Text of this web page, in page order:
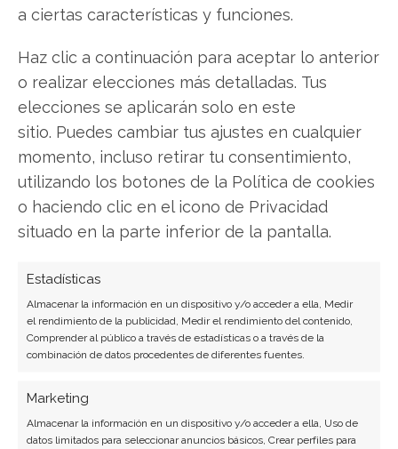
a ciertas características y funciones.
Haz clic a continuación para aceptar lo anterior
o realizar elecciones más detalladas. Tus
elecciones se aplicarán solo en este
sitio. Puedes cambiar tus ajustes en cualquier
momento, incluso retirar tu consentimiento,
utilizando los botones de la Política de cookies
o haciendo clic en el icono de Privacidad
situado en la parte inferior de la pantalla.
Estadísticas
Almacenar la información en un dispositivo y/o acceder a ella, Medir
el rendimiento de la publicidad, Medir el rendimiento del contenido,
Comprender al público a través de estadísticas o a través de la
combinación de datos procedentes de diferentes fuentes.
Marketing
Almacenar la información en un dispositivo y/o acceder a ella, Uso de
datos limitados para seleccionar anuncios básicos, Crear perfiles para
D-Wave Quantum
Compartir este artículo
Twitter
Copiar enlace